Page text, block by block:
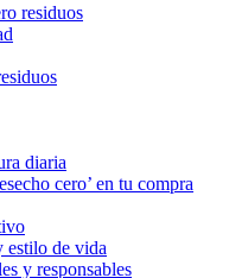
residuos
diaria
cero’ en tu compra
estilo de vida
y responsables